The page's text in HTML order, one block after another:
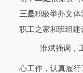
三是积极举办文体
职工之家和班组建
淮斌强调，
心工作，认真履